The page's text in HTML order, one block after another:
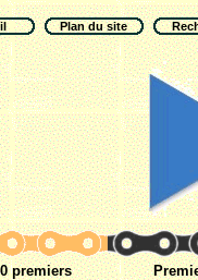
Plan du site
premiers